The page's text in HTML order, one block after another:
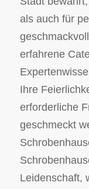
als auch für
erfahrene
Ihre
erforderliche
geschmeckt
Leidenschaft,